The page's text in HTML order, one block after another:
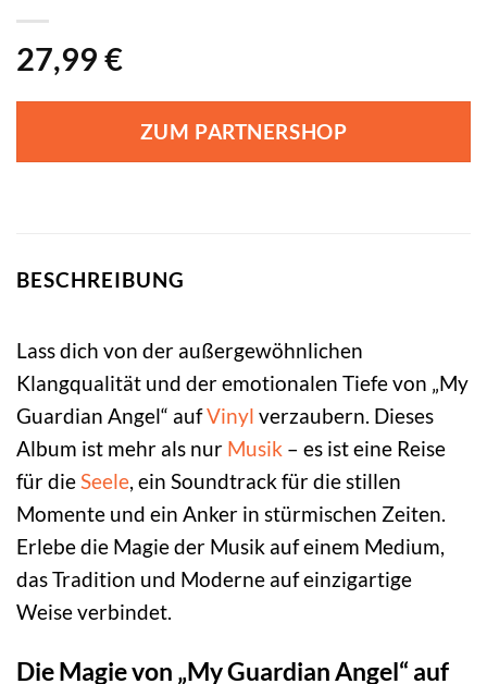
27,99 €
ZUM PARTNERSHOP
BESCHREIBUNG
Lass dich von der außergewöhnlichen
Klangqualität und der emotionalen Tiefe von „My
Guardian Angel“ aufVinyl verzaubern. Dieses
Album ist mehr als nur Musik – es ist eine Reise
für die Seele , ein Soundtrack für die stillen
Momente und ein Anker in stürmischen Zeiten.
Erlebe die Magie der Musik auf einem Medium,
das Tradition und Moderne auf einzigartige
Weise verbindet.
Die Magie von „My Guardian Angel“ auf